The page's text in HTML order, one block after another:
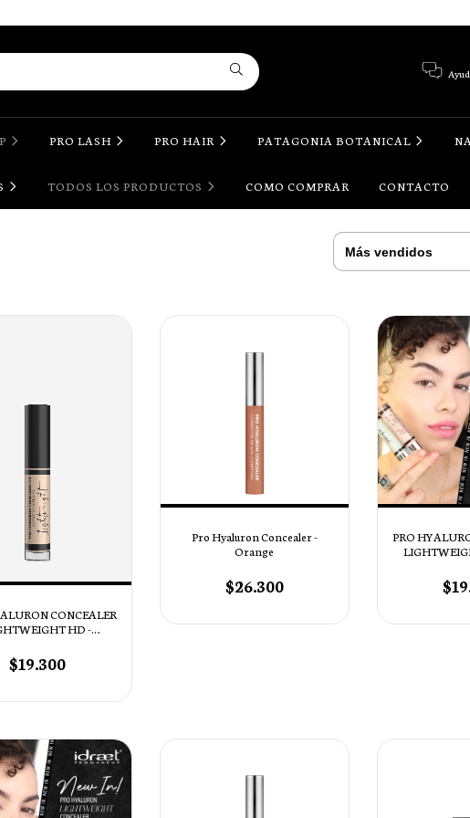
PRO LASH PRO HAIR PATAGONIA BOTANICAL
TODOS LOS PRODUCTOS COMO COMPRAR CONTACTO
CONCEALER
HD -
Tono HCL 15 Ginger
$19.300
Pro Hyaluron Concealer -
Orange
$26.300
PRO